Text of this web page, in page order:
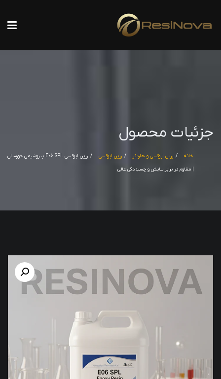
جزئیات محصول
خانه رزین اپوکسی و هاردنر رزین اپوکسی رزین اپوکسی E06 SPL پتروشیمی خوزستان
| مقاوم در برابر سایش و چسبندگی عالی